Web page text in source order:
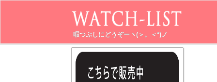
暇つぶしにどうぞーヽ(＞。＜*)ノ